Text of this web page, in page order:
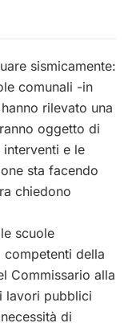
sismicamente:
comunali -in
rilevato una
oggetto di
e le
sta facendo
chiedono
scuole
della
Commissario alla
lavori pubblici
di